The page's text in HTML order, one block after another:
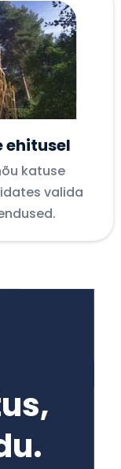
ehitusel
katuse
valida